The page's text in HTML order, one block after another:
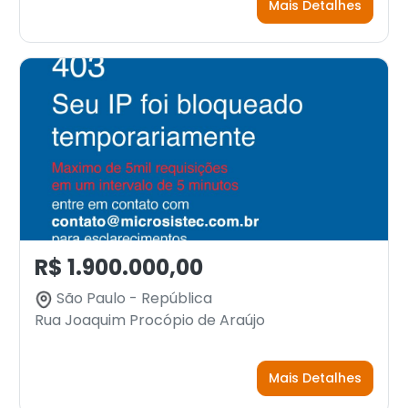
Mais Detalhes
R$ 1.900.000,00
São Paulo - República
Rua Joaquim Procópio de Araújo
Mais Detalhes